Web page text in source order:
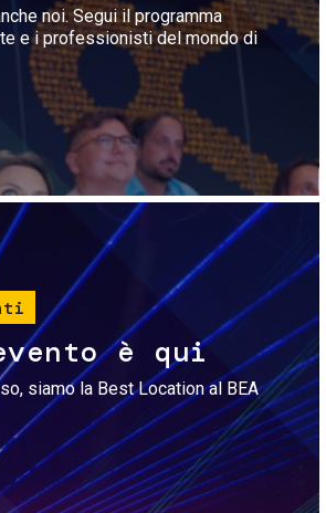
noi. Segui il programma
e i professionisti del mondo di
è qui
siamo la Best Location al BEA